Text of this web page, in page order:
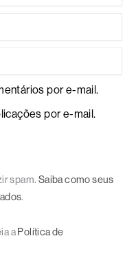
por e-mail.
por e-mail.
spam. Saiba como seus
.
a Política de